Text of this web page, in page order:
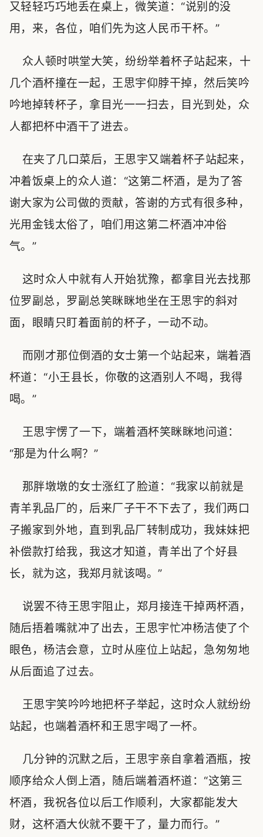
又轻轻巧巧地丢在桌上，微笑道：“说别的没
用，来，各位，咱们先为这人民币干杯。”
众人顿时哄堂大笑，纷纷举着杯子站起来，十
几个酒杯撞在一起，王思宇仰脖干掉，然后笑吟
吟地掉转杯子，拿目光一一扫去，目光到处，众
人都把杯中酒干了进去。
在夹了几口菜后，王思宇又端着杯子站起来，
冲着饭桌上的众人道：“这第二杯酒，是为了答
谢大家为公司做的贡献，答谢的方式有很多种，
光用金钱太俗了，咱们用这第二杯酒冲冲俗
气。”
这时众人中就有人开始犹豫，都拿目光去找那
位罗副总，罗副总笑眯眯地坐在王思宇的斜对
面，眼睛只盯着面前的杯子，一动不动。
而刚才那位倒酒的女士第一个站起来，端着酒
杯道：“小王县长，你敬的这酒别人不喝，我得
喝。”
王思宇愣了一下，端着酒杯笑眯眯地问道：
“那是为什么啊？”
那胖墩墩的女士涨红了脸道：“我家以前就是
青羊乳品厂的，后来厂子干不下去了，我们两口
子搬家到外地，直到乳品厂转制成功，我妹妹把
补偿款打给我，我这才知道，青羊出了个好县
长，就为这，我郑月就该喝。”
说罢不待王思宇阻止，郑月接连干掉两杯酒，
随后捂着嘴就冲了出去，王思宇忙冲杨洁使了个
眼色，杨洁会意，立时从座位上站起，急匆匆地
从后面追了过去。
王思宇笑吟吟地把杯子举起，这时众人就纷纷
站起，也端着酒杯和王思宇喝了一杯。
几分钟的沉默之后，王思宇亲自拿着酒瓶，按
顺序给众人倒上酒，随后端着酒杯道：“这第三
杯酒，我祝各位以后工作顺利，大家都能发大
财，这杯酒大伙就不要干了，量力而行。”